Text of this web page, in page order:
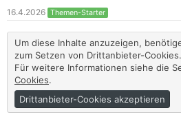
e
16.4.2026 Themen-Starter
Um diese Inhalte anzuzeigen,
zum Setzen von Drittanbieter-Cookies.
Für weitere Informationen siehe die
Cookies.
Drittanbieter-Cookies akzeptieren